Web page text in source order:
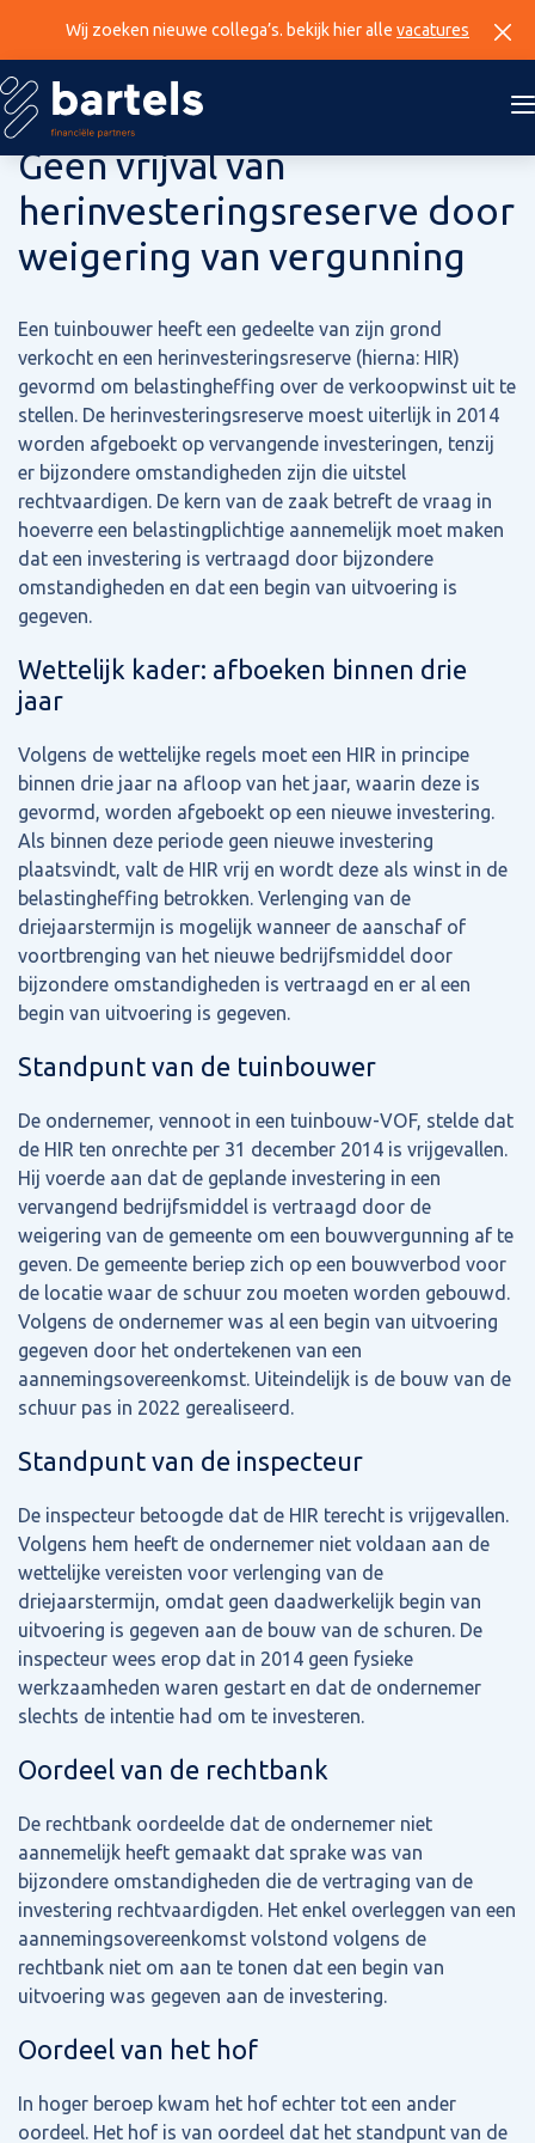
Wij zoeken nieuwe collega’s. bekijk hier alle vacatures
25 september 2024
Geen vrijval van
herinvesteringsreserve door
weigering van vergunning
Een tuinbouwer heeft een gedeelte van zijn grond
verkocht en een herinvesteringsreserve (hierna: HIR)
gevormd om belastingheffing over de verkoopwinst uit te
stellen. De herinvesteringsreserve moest uiterlijk in 2014
worden afgeboekt op vervangende investeringen, tenzij
er bijzondere omstandigheden zijn die uitstel
rechtvaardigen. De kern van de zaak betreft de vraag in
hoeverre een belastingplichtige aannemelijk moet maken
dat een investering is vertraagd door bijzondere
omstandigheden en dat een begin van uitvoering is
gegeven.
Wettelijk kader: afboeken binnen drie
jaar
Volgens de wettelijke regels moet een HIR in principe
binnen drie jaar na afloop van het jaar, waarin deze is
gevormd, worden afgeboekt op een nieuwe investering.
Als binnen deze periode geen nieuwe investering
plaatsvindt, valt de HIR vrij en wordt deze als winst in de
belastingheffing betrokken. Verlenging van de
driejaarstermijn is mogelijk wanneer de aanschaf of
voortbrenging van het nieuwe bedrijfsmiddel door
bijzondere omstandigheden is vertraagd en er al een
begin van uitvoering is gegeven.
Standpunt van de tuinbouwer
De ondernemer, vennoot in een tuinbouw-VOF, stelde dat
de HIR ten onrechte per 31 december 2014 is vrijgevallen.
Hij voerde aan dat de geplande investering in een
vervangend bedrijfsmiddel is vertraagd door de
weigering van de gemeente om een bouwvergunning af te
geven. De gemeente beriep zich op een bouwverbod voor
de locatie waar de schuur zou moeten worden gebouwd.
Volgens de ondernemer was al een begin van uitvoering
gegeven door het ondertekenen van een
aannemingsovereenkomst. Uiteindelijk is de bouw van de
schuur pas in 2022 gerealiseerd.
Standpunt van de inspecteur
De inspecteur betoogde dat de HIR terecht is vrijgevallen.
Volgens hem heeft de ondernemer niet voldaan aan de
wettelijke vereisten voor verlenging van de
driejaarstermijn, omdat geen daadwerkelijk begin van
uitvoering is gegeven aan de bouw van de schuren. De
inspecteur wees erop dat in 2014 geen fysieke
werkzaamheden waren gestart en dat de ondernemer
slechts de intentie had om te investeren.
Oordeel van de rechtbank
De rechtbank oordeelde dat de ondernemer niet
aannemelijk heeft gemaakt dat sprake was van
bijzondere omstandigheden die de vertraging van de
investering rechtvaardigden. Het enkel overleggen van een
aannemingsovereenkomst volstond volgens de
rechtbank niet om aan te tonen dat een begin van
uitvoering was gegeven aan de investering.
Oordeel van het hof
In hoger beroep kwam het hof echter tot een ander
oordeel. Het hof is van oordeel dat het standpunt van de